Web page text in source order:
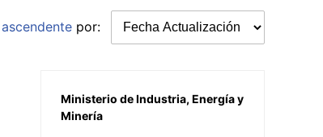
ascendente por:
Ministerio de Industria, Energía y
Minería